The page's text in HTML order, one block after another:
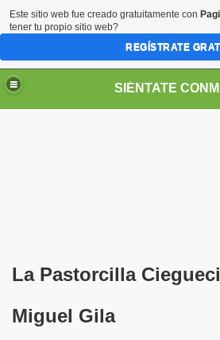
SIÉNTATE
La Pastorcilla
Miguel Gila
(grup d'Afiliats CRE ONCE
Este sitio web fue creado gratuitamente con
tener tu propio sitio web?
REGÍSTRATE